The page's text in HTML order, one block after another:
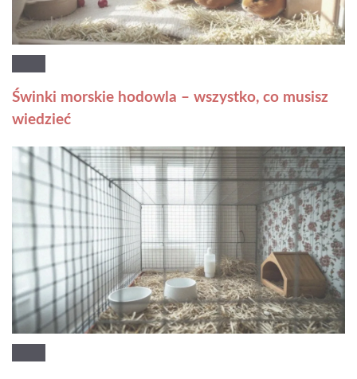
Świnki morskie hodowla – wszystko, co musisz
wiedzieć